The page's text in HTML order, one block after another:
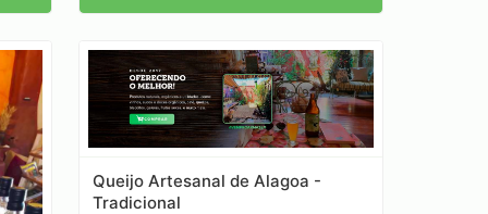
Queijo Artesanal de Alagoa -
Tradicional